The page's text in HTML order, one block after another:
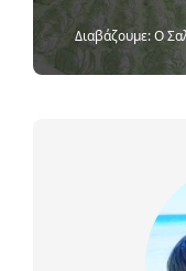
Διαβάζουμε: Ο